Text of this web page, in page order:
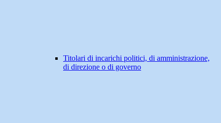
Titolari di incarichi politici, di amministrazione,
di direzione o di governo